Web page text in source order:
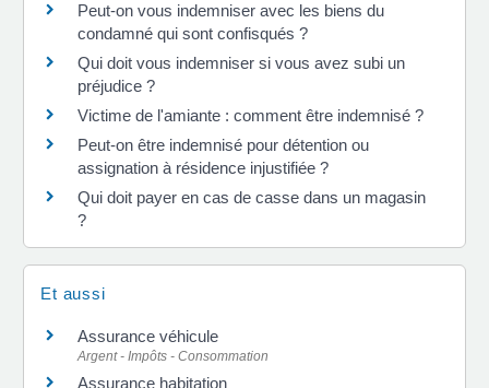
Peut-on vous indemniser avec les biens du
condamné qui sont confisqués ?
Qui doit vous indemniser si vous avez subi un
préjudice ?
Victime de l'amiante : comment être indemnisé ?
Peut-on être indemnisé pour détention ou
assignation à résidence injustifiée ?
Qui doit payer en cas de casse dans un magasin
?
Et aussi
Assurance véhicule
Argent - Impôts - Consommation
Assurance habitation